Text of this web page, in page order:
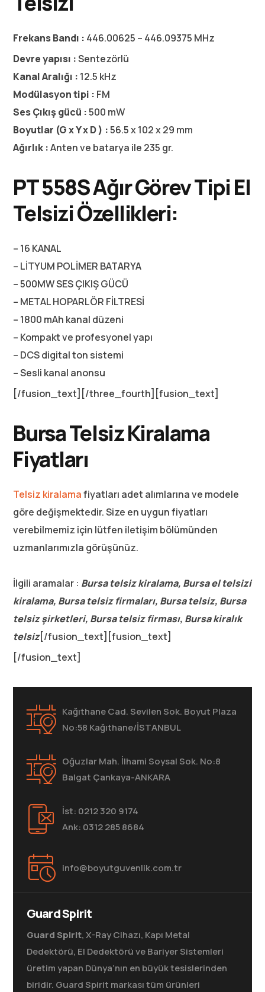
Frekans Bandı : 446.00625 – 446.09375 MHz
Devre yapısı :Sentezörlü
Kanal Aralığı : 12.5 kHz
Modülasyon tipi : FM
Ses Çıkış gücü :500 mW
Boyutlar (G x Y x D ) :56.5 x 102 x 29 mm
Ağırlık :Anten ve batarya ile 235 gr.
PT 558S Ağır Görev Tipi El
TelsiziÖzellikleri:
– 16 KANAL
– LİTYUM POLİMER BATARYA
– 500MW SES ÇIKIŞ GÜCÜ
– METAL HOPARLÖR FİLTRESİ
– 1800 mAh kanal düzeni
– Kompakt ve profesyonel yapı
– DCS digital ton sistemi
– Sesli kanal anonsu
[/fusion_text][/three_fourth][fusion_text]
Bursa Telsiz Kiralama
Fiyatları
Telsiz kiralamafiyatları adet alımlarına ve modele
göre değişmektedir. Size en uygun fiyatları
verebilmemiz için lütfen iletişim bölümünden
uzmanlarımızla görüşünüz.
İlgili aramalar : Bursa telsiz kiralama, Bursa el telsizi
kiralama, Bursa telsiz firmaları, Bursa telsiz, Bursa
telsiz şirketleri, Bursa telsiz firması, Bursa kiralık
telsiz[/fusion_text][fusion_text]
[/fusion_text]
Kağıthane Cad. Sevilen Sok. Boyut Plaza
No:58 Kağıthane/İSTANBUL
Oğuzlar Mah. İlhami Soysal Sok. No:8
Balgat Çankaya-ANKARA
İst: 0212 320 9174
Ank: 0312 285 8684
info@boyutguvenlik.com.tr
Guard Spirit
Guard Spirit, X-Ray Cihazı, Kapı Metal
Dedektörü, El Dedektörü ve Bariyer Sistemleri
üretim yapan Dünya’nın en büyük tesislerinden
biridir. Guard Spirit markası tüm ürünleri